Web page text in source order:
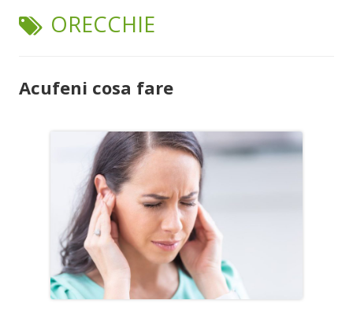
TAG:
ORECCHIE
Acufeni cosa fare